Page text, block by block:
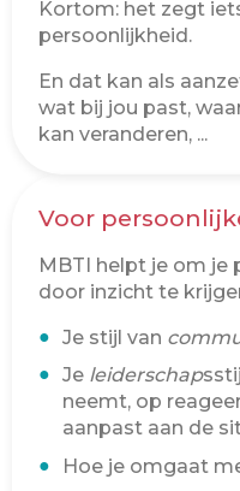
Kortom: het zegt
persoonlijkheid.
En dat kan als
wat bij jou past,
kan veranderen, ...
Voor
MBTI helpt je om je
door inzicht te
Je stijl van
Je leiderschap
neemt, op
aanpast aan de
Hoe je omgaat